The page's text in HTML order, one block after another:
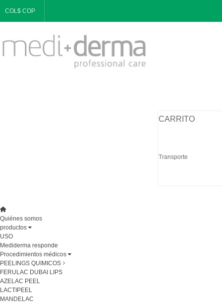
COL$ COP
CARRITO
Transporte
Quiénes somos
productos
USO
Mediderma responde
Procedimientos médicos
PEELINGS QUIMICOS
FERULAC DUBAI LIPS
AZELAC PEEL
LACTIPEEL
MANDELAC